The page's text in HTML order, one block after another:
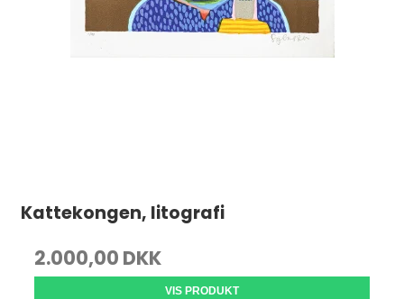
Kattekongen, litografi
2.000,00 DKK
VIS PRODUKT